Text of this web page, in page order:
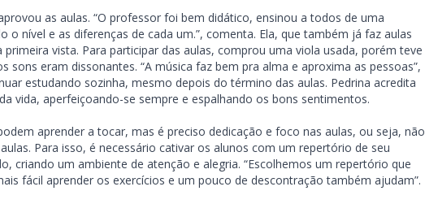
as aulas. “O professor foi bem didático, ensinou a todos de uma
o nível e as diferenças de cada um.”, comenta. Ela, que também já faz aulas
vista. Para participar das aulas, comprou uma viola usada, porém teve
eram dissonantes. “A música faz bem pra alma e aproxima as pessoas”,
estudando sozinha, mesmo depois do término das aulas. Pedrina acredita
vida, aperfeiçoando-se sempre e espalhando os bons sentimentos.
aprender a tocar, mas é preciso dedicação e foco nas aulas, ou seja, não
Para isso, é necessário cativar os alunos com um repertório de seu
criando um ambiente de atenção e alegria. “Escolhemos um repertório que
fácil aprender os exercícios e um pouco de descontração também ajudam”.